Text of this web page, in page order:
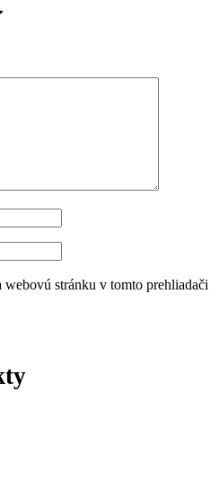
stránku v tomto prehliadači